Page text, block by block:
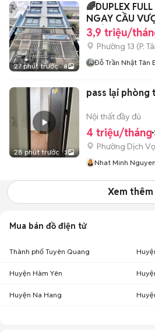
27 phút trước 8
🌈DUPLEX
NGAY CẦU
THÁM CỘNG
3,9 triệu/
Phường 13 (P.
Đỗ Trần Nhật Tân
28 phút trước 3
pass lại phòng
Nội thất đầy đủ
4 triệu/tháng
Phường Dịch
Nhat Minh
Xem thêm
Mua bán đồ điện tử
Thành phố Tuyên Quang
Huyện Hàm Yên
Huyện Na Hang